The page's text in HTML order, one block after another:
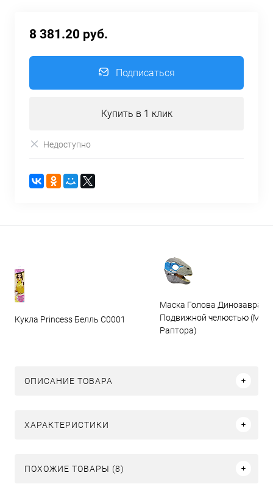
8 381.20 руб.
Подписаться
Купить в 1 клик
Недоступно
Кукла Princess Белль C0001
Маска Голова Динозавра с
Подвижной челюстью
Раптора)
ОПИСАНИЕ ТОВАРА
ХАРАКТЕРИСТИКИ
ПОХОЖИЕ ТОВАРЫ (8)